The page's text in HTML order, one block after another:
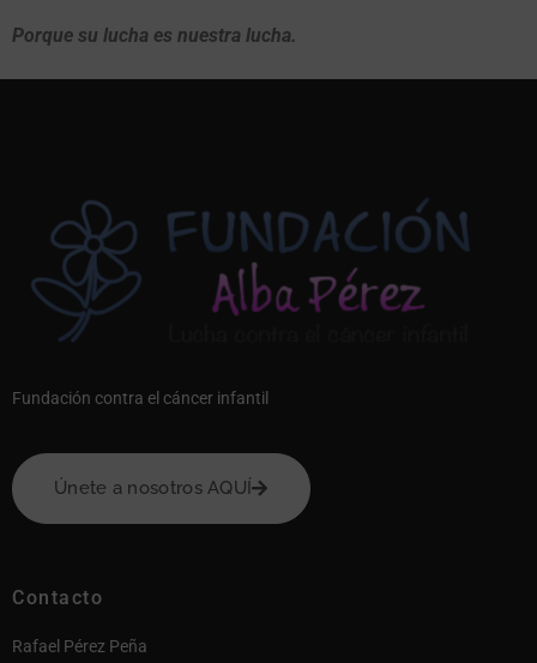
Porque su lucha es nuestra lucha.
Fundación contra el cáncer infantil
Únete a nosotros AQUÍ
Contacto
Rafael Pérez Peña